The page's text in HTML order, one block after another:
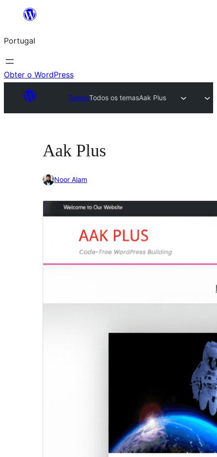
Saltar
o
conteúdo
Portugal
Obter o WordPress
TemasTodos os temasAak Plus
Aak Plus
Noor Alam